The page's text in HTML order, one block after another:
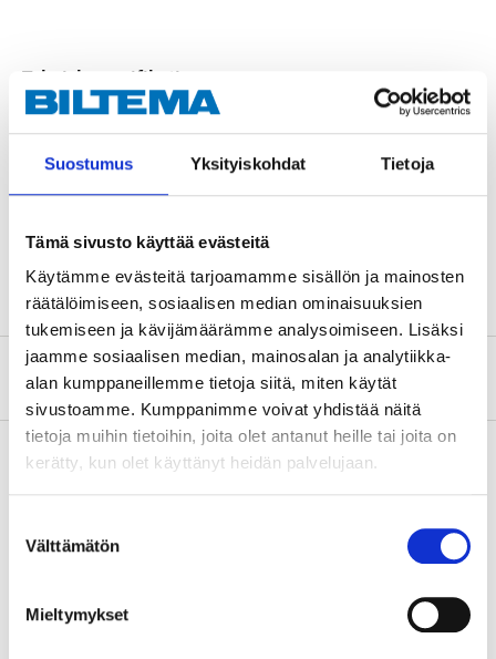
Suostumus Yksityiskohdat Tietoja
Tämä sivusto käyttää evästeitä
Käytämme evästeitä tarjoamamme sisällön ja mainosten
räätälöimiseen, sosiaalisen median ominaisuuksien
tukemiseen ja kävijämäärämme analysoimiseen. Lisäksi
jaamme sosiaalisen median, mainosalan ja analytiikka-
alan kumppaneillemme tietoja siitä, miten käytät
sivustoamme. Kumppanimme voivat yhdistää näitä
tietoja muihin tietoihin, joita olet antanut heille tai joita on
kerätty, kun olet käyttänyt heidän palvelujaan.
valinta
Välttämätön
Mieltymykset
Teknisk specifikation
Längd
1000 mm
Träslag
Om tillverkaren
Köp & Hämta i ditt varuhus inom 2 timmar!